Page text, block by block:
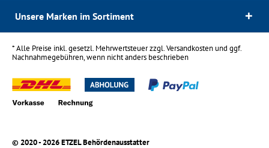
Unsere Marken im Sortiment
* Alle Preise inkl. gesetzl. Mehrwertsteuer zzgl.Versandkostenund ggf.
Nachnahmegebühren, wenn nicht anders beschrieben
© 2020 - 2026 ETZEL Behördenausstatter